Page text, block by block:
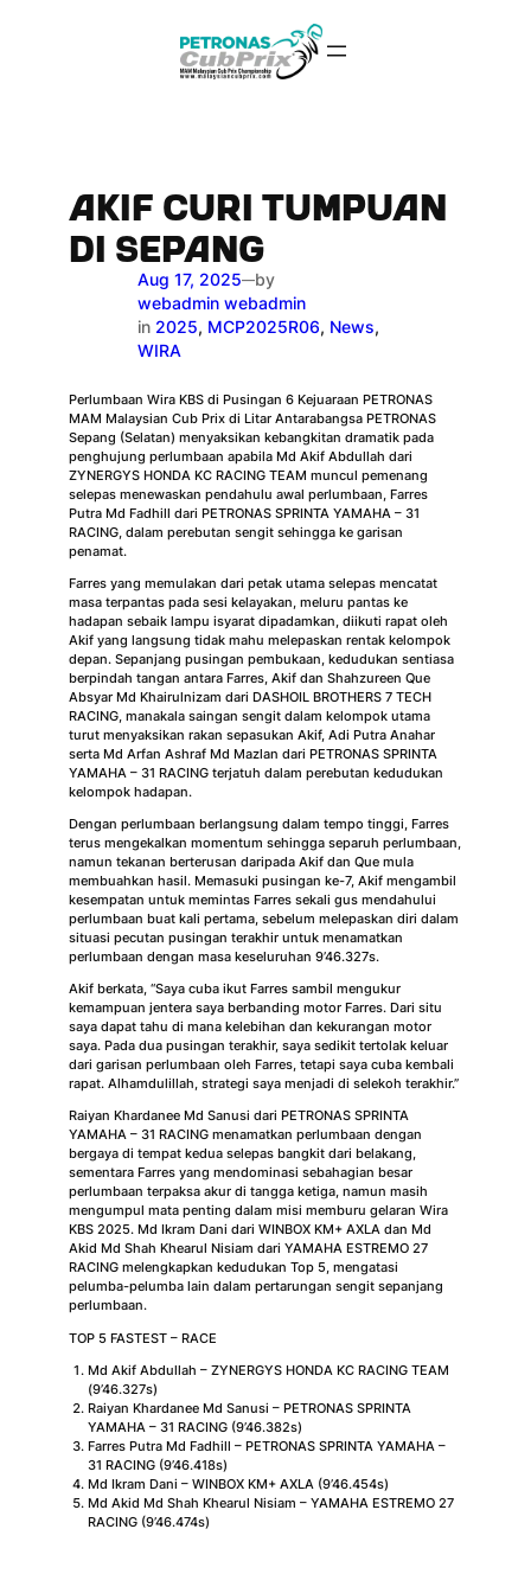
AKIF CURI TUMPUAN
DI SEPANG
Aug 17, 2025—by
webadmin webadmin
in 2025, MCP2025R06, News
WIRA
Perlumbaan Wira KBS di Pusingan 6 Kejuaraan PETRONAS
MAM Malaysian Cub Prix di Litar Antarabangsa PETRONAS
Sepang (Selatan) menyaksikan kebangkitan dramatik pada
penghujung perlumbaan apabila Md Akif Abdullah dari
ZYNERGYS HONDA KC RACING TEAM muncul pemenang
selepas menewaskan pendahulu awal perlumbaan, Farres
Putra Md Fadhill dari PETRONAS SPRINTA YAMAHA – 31
RACING, dalam perebutan sengit sehingga ke garisan
penamat.
Farres yang memulakan dari petak utama selepas mencatat
masa terpantas pada sesi kelayakan, meluru pantas ke
hadapan sebaik lampu isyarat dipadamkan, diikuti rapat oleh
Akif yang langsung tidak mahu melepaskan rentak kelompok
depan. Sepanjang pusingan pembukaan, kedudukan sentiasa
berpindah tangan antara Farres, Akif dan Shahzureen Que
Absyar Md Khairulnizam dari DASHOIL BROTHERS 7 TECH
RACING, manakala saingan sengit dalam kelompok utama
turut menyaksikan rakan sepasukan Akif, Adi Putra Anahar
serta Md Arfan Ashraf Md Mazlan dari PETRONAS SPRINTA
YAMAHA – 31 RACING terjatuh dalam perebutan kedudukan
kelompok hadapan.
Dengan perlumbaan berlangsung dalam tempo tinggi, Farres
terus mengekalkan momentum sehingga separuh perlumbaan,
namun tekanan berterusan daripada Akif dan Que mula
membuahkan hasil. Memasuki pusingan ke-7, Akif mengambil
kesempatan untuk memintas Farres sekali gus mendahului
perlumbaan buat kali pertama, sebelum melepaskan diri dalam
situasi pecutan pusingan terakhir untuk menamatkan
perlumbaan dengan masa keseluruhan 9’46.327s.
Akif berkata, “Saya cuba ikut Farres sambil mengukur
kemampuan jentera saya berbanding motor Farres. Dari situ
saya dapat tahu di mana kelebihan dan kekurangan motor
saya. Pada dua pusingan terakhir, saya sedikit tertolak keluar
dari garisan perlumbaan oleh Farres, tetapi saya cuba kembali
rapat. Alhamdulillah, strategi saya menjadi di selekoh terakhir.”
Raiyan Khardanee Md Sanusi dari PETRONAS SPRINTA
YAMAHA – 31 RACING menamatkan perlumbaan dengan
bergaya di tempat kedua selepas bangkit dari belakang,
sementara Farres yang mendominasi sebahagian besar
perlumbaan terpaksa akur di tangga ketiga, namun masih
mengumpul mata penting dalam misi memburu gelaran Wira
KBS 2025. Md Ikram Dani dari WINBOX KM+ AXLA dan Md
Akid Md Shah Khearul Nisiam dari YAMAHA ESTREMO 27
RACING melengkapkan kedudukan Top 5, mengatasi
pelumba-pelumba lain dalam pertarungan sengit sepanjang
perlumbaan.
TOP 5 FASTEST – RACE
Md Akif Abdullah – ZYNERGYS HONDA KC RACING TEAM
(9’46.327s)
Raiyan Khardanee Md Sanusi – PETRONAS SPRINTA
YAMAHA – 31 RACING (9’46.382s)
Farres Putra Md Fadhill – PETRONAS SPRINTA YAMAHA –
31 RACING (9’46.418s)
Md Ikram Dani – WINBOX KM+ AXLA (9’46.454s)
Md Akid Md Shah Khearul Nisiam – YAMAHA ESTREMO 27
RACING (9’46.474s)